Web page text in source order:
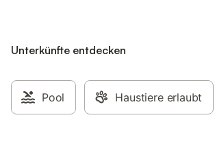
Unterkünfte entdecken
Pool Haustiere erlaubt